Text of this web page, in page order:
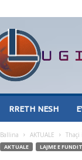
RRETH NESH
Ballina AKTUALE
AKTUALE LAJME E FUNDIT